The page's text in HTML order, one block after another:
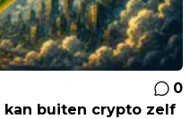
0
buiten crypto zelf